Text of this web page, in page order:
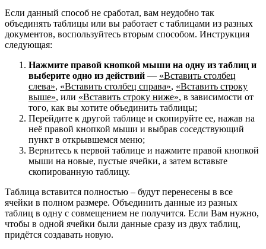
Если данный способ не сработал, вам неудобно так
объединять таблицы или вы работает с таблицами из разных
документов, воспользуйтесь вторым способом. Инструкция
следующая:
Нажмите правой кнопкой мыши на одну из таблиц и
выберите одно из действий — «Вставить столбец
слева», «Вставить столбец справа», «Вставить строку
выше», или «Вставить строку ниже», в зависимости от
того, как вы хотите объединить таблицы;
Перейдите к другой таблице и скопируйте ее, нажав на
неё правой кнопкой мыши и выбрав соседствующий
пункт в открывшемся меню;
Вернитесь к первой таблице и нажмите правой кнопкой
мыши на новые, пустые ячейки, а затем вставьте
скопированную таблицу.
Таблица вставится полностью – будут перенесены в все
ячейки в полном размере. Объединить данные из разных
таблиц в одну с совмещением не получится. Если Вам нужно,
чтобы в одной ячейки были данные сразу из двух таблиц,
придётся создавать новую.